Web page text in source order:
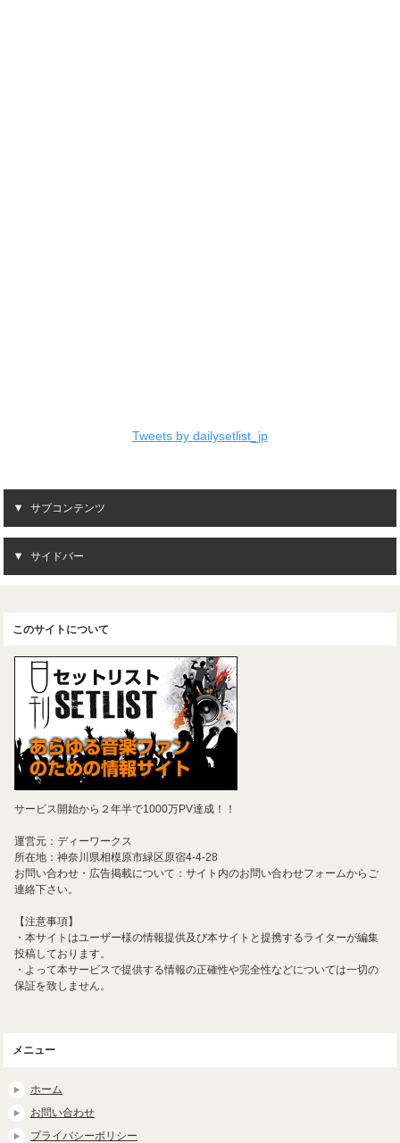
Tweets by dailysetlist_jp
サブコンテンツ
サイドバー
このサイトについて
サービス開始から２年半で1000万PV達成！！
運営元：ディーワークス
所在地：神奈川県相模原市緑区原宿4-4-28
お問い合わせ・広告掲載について：サイト内のお問い合わせフォームからご
連絡下さい。
【注意事項】
・本サイトはユーザー様の情報提供及び本サイトと提携するライターが編集
投稿しております。
・よって本サービスで提供する情報の正確性や完全性などについては一切の
保証を致しません。
メニュー
ホーム
お問い合わせ
プライバシーポリシー